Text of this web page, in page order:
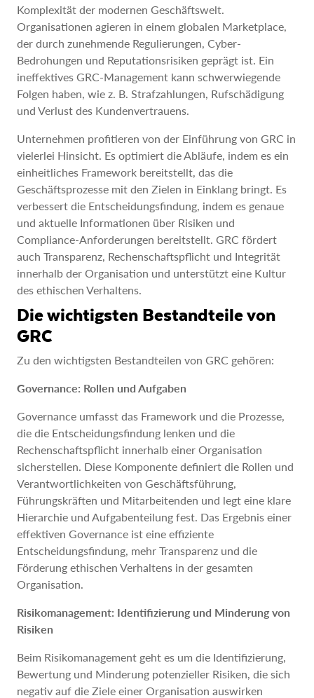
Komplexität der modernen Geschäftswelt.
Organisationen agieren in einem globalen Marketplace,
der durch zunehmende Regulierungen, Cyber-
Bedrohungen und Reputationsrisiken geprägt ist. Ein
ineffektives GRC-Management kann schwerwiegende
Folgen haben, wie z. B. Strafzahlungen, Rufschädigung
und Verlust des Kundenvertrauens.
Unternehmen profitieren von der Einführung von GRC in
vielerlei Hinsicht. Es optimiert die Abläufe, indem es ein
einheitliches Framework bereitstellt, das die
Geschäftsprozesse mit den Zielen in Einklang bringt. Es
verbessert die Entscheidungsfindung, indem es genaue
und aktuelle Informationen über Risiken und
Compliance-Anforderungen bereitstellt. GRC fördert
auch Transparenz, Rechenschaftspflicht und Integrität
innerhalb der Organisation und unterstützt eine Kultur
des ethischen Verhaltens.
Die wichtigsten Bestandteile von
GRC
Zu den wichtigsten Bestandteilen von GRC gehören:
Governance: Rollen und Aufgaben
Governance umfasst das Framework und die Prozesse,
die die Entscheidungsfindung lenken und die
Rechenschaftspflicht innerhalb einer Organisation
sicherstellen. Diese Komponente definiert die Rollen und
Verantwortlichkeiten von Geschäftsführung,
Führungskräften und Mitarbeitenden und legt eine klare
Hierarchie und Aufgabenteilung fest. Das Ergebnis einer
effektiven Governance ist eine effiziente
Entscheidungsfindung, mehr Transparenz und die
Förderung ethischen Verhaltens in der gesamten
Organisation.
Risikomanagement: Identifizierung und Minderung von
Risiken
Beim Risikomanagement geht es um die Identifizierung,
Bewertung und Minderung potenzieller Risiken, die sich
negativ auf die Ziele einer Organisation auswirken